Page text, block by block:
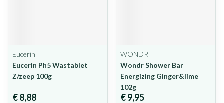
Eucerin
Eucerin Ph5 Wastablet
Z/zeep 100g
€ 8,88
WONDR
Wondr Shower Bar
Energizing Ginger&lime
102g
€ 9,95